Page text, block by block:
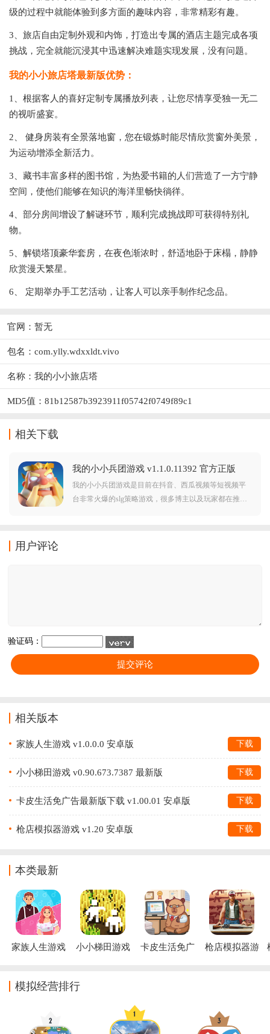
级的过程中就能体验到多方面的趣味内容，非常精彩有趣。
3、旅店自由定制外观和内饰，打造出专属的酒店主题完成各项
挑战，完全就能沉浸其中迅速解决难题实现发展，没有问题。
我的小小旅店塔最新版优势：
1、根据客人的喜好定制专属播放列表，让您尽情享受独一无二
的视听盛宴。
2、 健身房装有全景落地窗，您在锻炼时能尽情欣赏窗外美景，
为运动增添全新活力。
3、藏书丰富多样的图书馆，为热爱书籍的人们营造了一方宁静
空间，使他们能够在知识的海洋里畅快徜徉。
4、部分房间增设了解谜环节，顺利完成挑战即可获得特别礼
物。
5、解锁塔顶豪华套房，在夜色渐浓时，舒适地卧于床榻，静静
欣赏漫天繁星。
6、 定期举办手工艺活动，让客人可以亲手制作纪念品。
官网：暂无
包名：com.ylly.wdxxldt.vivo
名称：我的小小旅店塔
MD5值：81b12587b3923911f05742f0749f89c1
相关下载
我的小小兵团游戏 v1.1.0.11392 官方正版
我的小小兵团游戏是目前在抖音、西瓜视频等短视频平
台非常火爆的slg策略游戏，很多博主以及玩家都在推
用户评论
验证码：
相关版本
家族人生游戏 v1.0.0.0 安卓版 下载
小小梯田游戏 v0.90.673.7387 最新版 下载
卡皮生活免广告最新版下载 v1.00.01 安卓版 下载
枪店模拟器游戏 v1.20 安卓版 下载
本类最新
家族人生游戏 小小梯田游戏
卡皮生活免广
枪店模拟器游
模拟经营排行